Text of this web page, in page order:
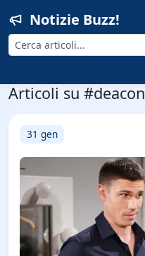
Notizie Buzz!
Cerca
Articoli su #deacon
31 gen